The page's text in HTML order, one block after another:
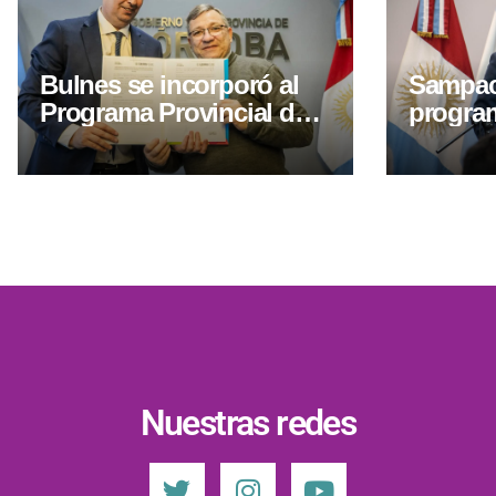
Bulnes se incorporó al
Programa Provincial de
Guardias Locales para
fortalecer la prevención y
100
Nuestras redes